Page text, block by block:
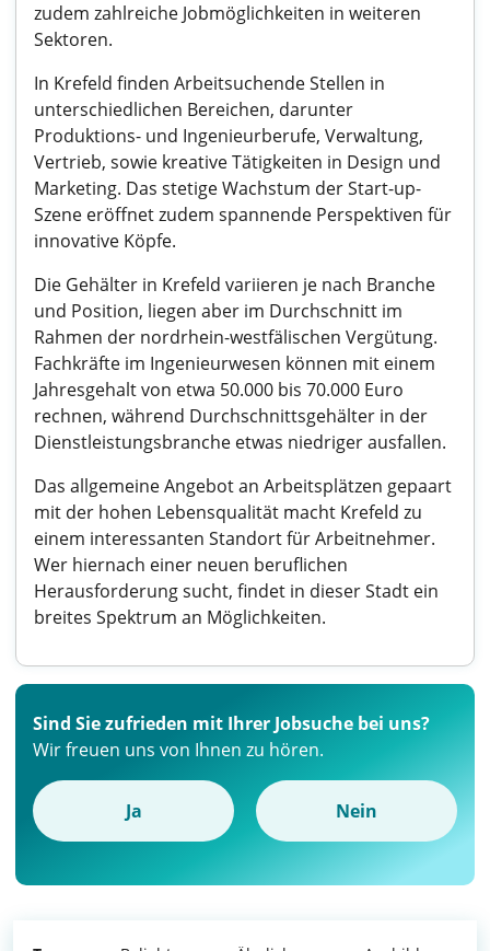
zudem zahlreiche Jobmöglichkeiten in weiteren
Sektoren.
In Krefeld finden Arbeitsuchende Stellen in
unterschiedlichen Bereichen, darunter
Produktions- und Ingenieurberufe, Verwaltung,
Vertrieb, sowie kreative Tätigkeiten in Design und
Marketing. Das stetige Wachstum der Start-up-
Szene eröffnet zudem spannende Perspektiven für
innovative Köpfe.
Die Gehälter in Krefeld variieren je nach Branche
und Position, liegen aber im Durchschnitt im
Rahmen der nordrhein-westfälischen Vergütung.
Fachkräfte im Ingenieurwesen können mit einem
Jahresgehalt von etwa 50.000 bis 70.000 Euro
rechnen, während Durchschnittsgehälter in der
Dienstleistungsbranche etwas niedriger ausfallen.
Das allgemeine Angebot an Arbeitsplätzen gepaart
mit der hohen Lebensqualität macht Krefeld zu
einem interessanten Standort für Arbeitnehmer.
Wer hiernach einer neuen beruflichen
Herausforderung sucht, findet in dieser Stadt ein
breites Spektrum an Möglichkeiten.
Sind Sie zufrieden mit Ihrer Jobsuche bei uns?
Wir freuen uns von Ihnen zu hören.
Ja Nein